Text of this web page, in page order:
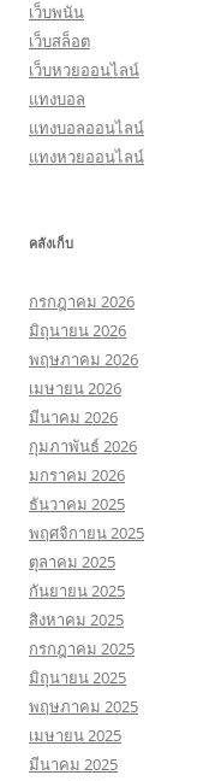
เว็บพนัน
เว็บสล็อต
เว็บหวยออนไลน์
แทงบอล
แทงบอลออนไลน์
แทงหวยออนไลน์
คลังเก็บ
กรกฎาคม 2026
มิถุนายน 2026
พฤษภาคม 2026
เมษายน 2026
มีนาคม 2026
กุมภาพันธ์ 2026
มกราคม 2026
ธันวาคม 2025
พฤศจิกายน 2025
ตุลาคม 2025
กันยายน 2025
สิงหาคม 2025
กรกฎาคม 2025
มิถุนายน 2025
พฤษภาคม 2025
เมษายน 2025
มีนาคม 2025